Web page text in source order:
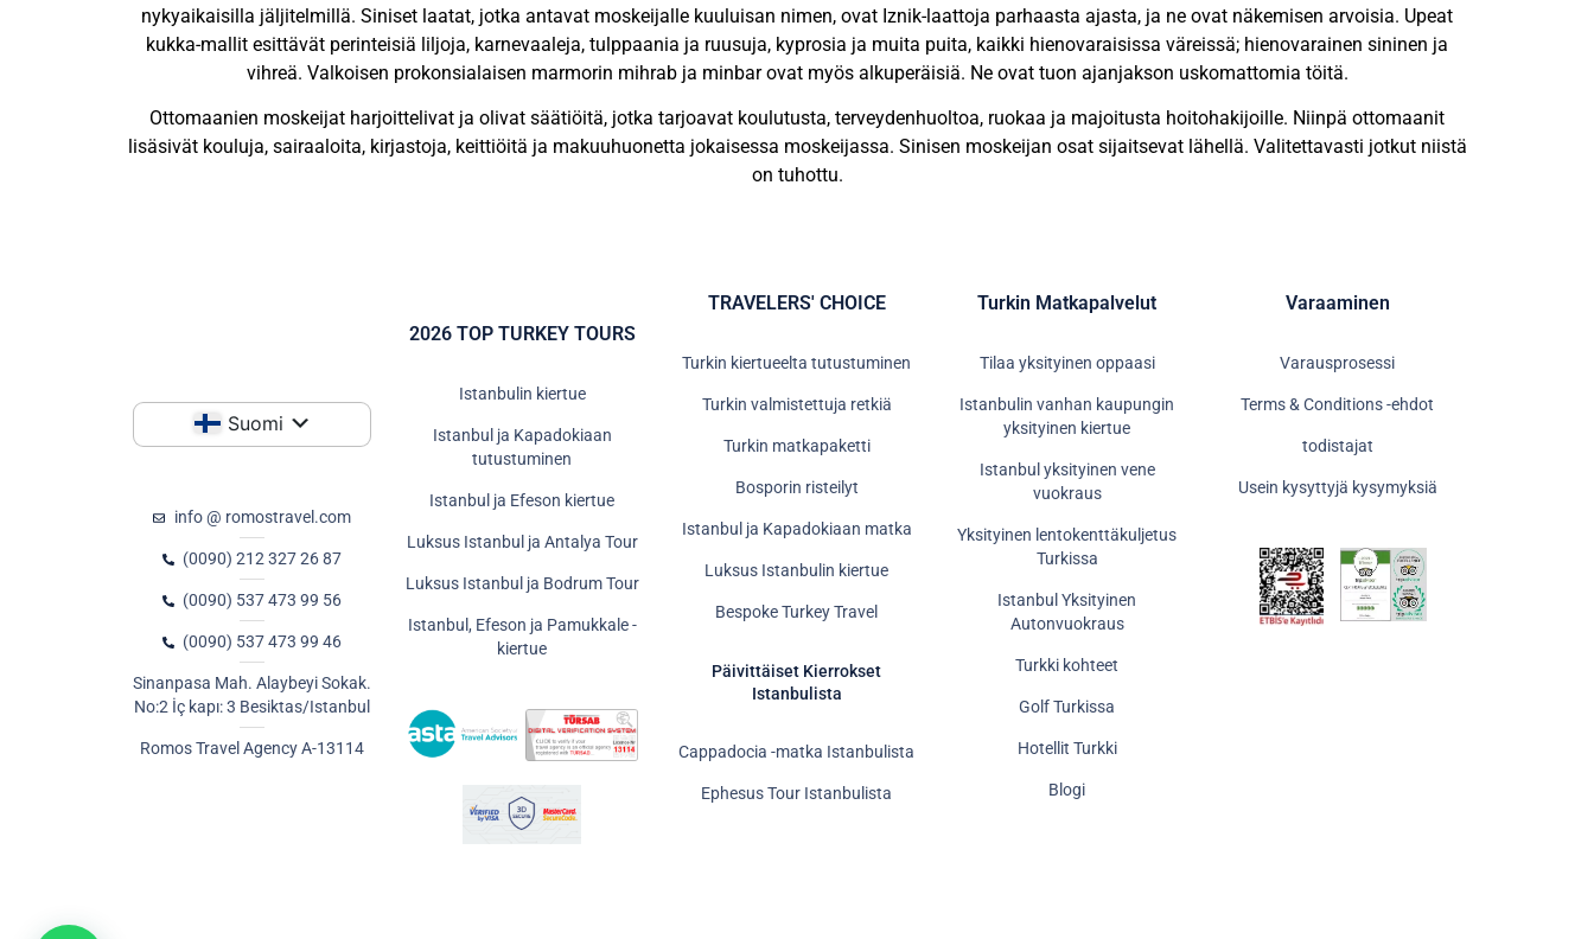
nykyaikaisilla jäljitelmillä. Siniset laatat, jotka antavat moskeijalle kuuluisan nimen, ovat Iznik-laattoja parhaasta ajasta, ja ne ovat näkemisen arvoisia. Upeat
kukka-mallit esittävät perinteisiä liljoja, karnevaaleja, tulppaania ja ruusuja, kyprosia ja muita puita, kaikki hienovaraisissa väreissä; hienovarainen sininen ja
vihreä. Valkoisen prokonsialaisen marmorin mihrab ja minbar ovat myös alkuperäisiä. Ne ovat tuon ajanjakson uskomattomia töitä.
Ottomaanien moskeijat harjoittelivat ja olivat säätiöitä, jotka tarjoavat koulutusta, terveydenhuoltoa, ruokaa ja majoitusta hoitohakijoille. Niinpä ottomaanit
lisäsivät kouluja, sairaaloita, kirjastoja, keittiöitä ja makuuhuonetta jokaisessa moskeijassa. Sinisen moskeijan osat sijaitsevat lähellä. Valitettavasti jotkut niistä
on tuhottu.
Suomi
info @ romostravel.com
(0090) 212 327 26 87
(0090) 537 473 99 56
(0090) 537 473 99 46
Sinanpasa Mah. Alaybeyi Sokak.
No:2 İç kapı: 3 Besiktas/Istanbul
Romos Travel Agency A-13114
2026 TOP TURKEY TOURS
Istanbulin kiertue
Istanbul ja Kapadokiaan
tutustuminen
Istanbul ja Efeson kiertue
Luksus Istanbul ja Antalya Tour
Luksus Istanbul ja Bodrum Tour
Istanbul, Efeson ja Pamukkale -
kiertue
TRAVELERS' CHOICE
Turkin kiertueelta tutustuminen
Turkin valmistettuja retkiä
Turkin matkapaketti
Bosporin risteilyt
Istanbul ja Kapadokiaan matka
Luksus Istanbulin kiertue
Bespoke Turkey Travel
Päivittäiset Kierrokset
Istanbulista
Cappadocia -matka Istanbulista
Ephesus Tour Istanbulista
Turkin Matkapalvelut
Tilaa yksityinen oppaasi
Istanbulin vanhan kaupungin
yksityinen kiertue
Istanbul yksityinen vene
vuokraus
Yksityinen lentokenttäkuljetus
Turkissa
Istanbul Yksityinen
Autonvuokraus
Turkki kohteet
Golf Turkissa
Hotellit Turkki
Blogi
Varaaminen
Varausprosessi
Terms & Conditions -ehdot
todistajat
Usein kysyttyjä kysymyksiä